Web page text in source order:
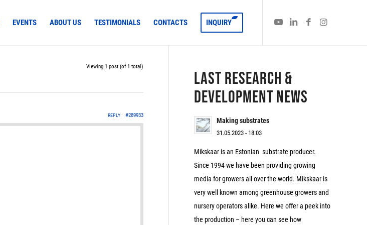
EVENTS ABOUT US TESTIMONIALS CONTACTS INQUIRY
Viewing 1 post (of 1 total)
#289933
REPLY
LAST RESEARCH &
DEVELOPMENT NEWS
Making substrates
31.05.2023 - 18:03
Mikskaar is an Estonian substrate producer.
Since 1994 we have been providing growing
media for growers all over the world. Mikskaar is
very well known among greenhouse growers and
nursery operators alike. Here we offer a peek into
the production – here you can see how